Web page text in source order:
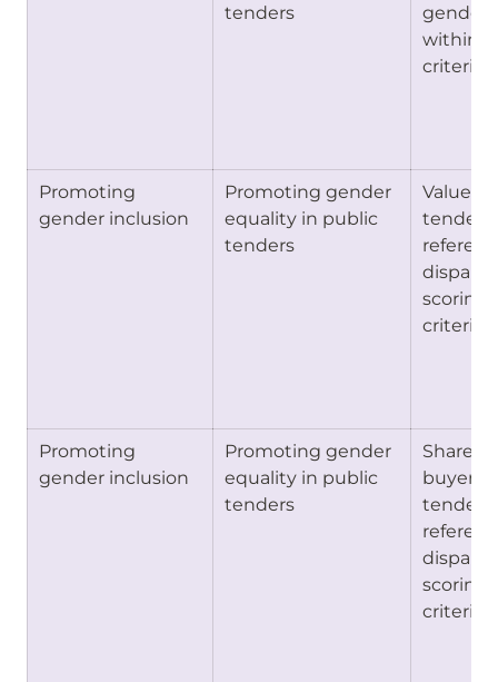
tenders
gender
within
criteria)
Promoting
gender inclusion
Promoting gender
equality in public
tenders
Value
tenders
scoring
criteria)
Promoting
gender inclusion
Promoting gender
equality in public
tenders
Share
buyers
tenders
scoring
criteria)